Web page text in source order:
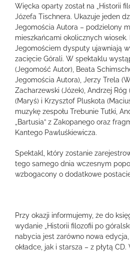
Więcka oparty został na „Historii
Józefa Tischnera. Ukazuje jeden
Jegomościa Autora – podzielony
mieszkańcami okolicznych wiosek.
Jegomościem dysputy ujawniają
zacięcie Górali. W spektaklu
(Jegomość Autor), Beata
Jegomościa Autora), Jerzy Trela
Zacharzewski (Józek), Andrzej Róg
(Maryś) i Krzysztof Pluskota
muzykę zespołu Trebunie Tutki,
„Bartusia” z Zakopanego oraz
Kantego Pawluśkiewicza.
Spektakl, który zostanie
tego samego dnia wczesnym
wzbogacony o dodatkowe
Przy okazji informujemy, że do
wydanie „Historii filozofii po
nabycia jest zarówno nowa
okładce, jak i starsza – z płytą